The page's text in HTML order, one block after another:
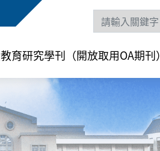
育研究學刊（開放取用OA期刊）